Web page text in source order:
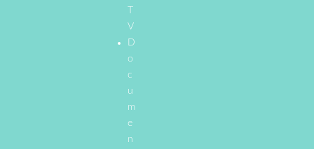
T
V
D
o
c
u
m
e
n